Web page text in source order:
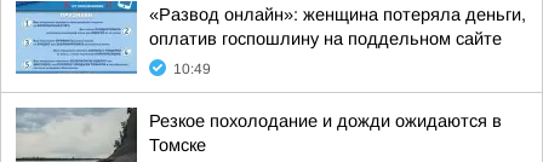
«Развод онлайн»: женщина потеряла деньги,
оплатив госпошлину на поддельном сайте
10:49
Резкое похолодание и дожди ожидаются в
Томске